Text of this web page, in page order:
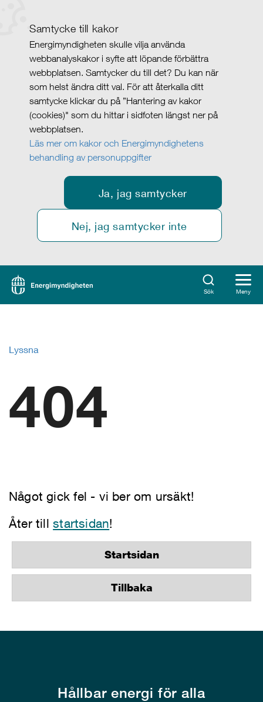
Samtycke till kakor
Energimyndigheten skulle vilja använda
webbanalyskakor i syfte att löpande förbättra
webbplatsen. Samtycker du till det? Du kan när
som helst ändra ditt val. För att återkalla ditt
samtycke klickar du på ”Hantering av kakor
(cookies)" som du hittar i sidfoten längst ner på
webbplatsen.
Läs mer om kakor och Energimyndighetens
behandling av personuppgifter
Ja, jag samtycker
Nej, jag samtycker inte
Sök Meny
Lyssna
404
Något gick fel - vi ber om ursäkt!
Åter tillstartsidan!
Startsidan
Tillbaka
Hållbar energi för alla